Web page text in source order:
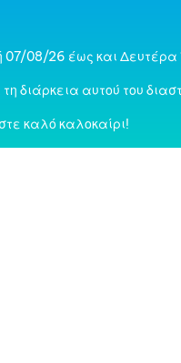
08/26 έως και Δευτέρα
διάρκεια αυτού του
καλό καλοκαίρι!